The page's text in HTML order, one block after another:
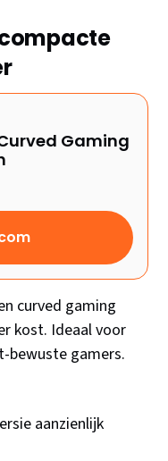
compacte
Gaming
curved gaming
kost. Ideaal voor
bewuste gamers.
aanzienlijk